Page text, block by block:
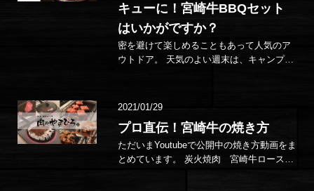
キューに！宮崎牛BBQセット
はいかがですか？
密を避けて楽しめることもあって人気のア
ウトドア。 天気のよい週末は、キャンプや
2021/01/29
プロ直伝！宮崎牛の焼き方
ただいまYoutubeで公開中の焼き方動画をま
とめています。 炭火焼肉 宮崎牛ロースの